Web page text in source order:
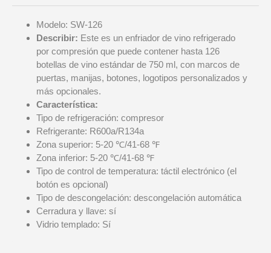
Modelo: SW-126
Describir: Este es un enfriador de vino refrigerado
por compresión que puede contener hasta 126
botellas de vino estándar de 750 ml, con marcos de
puertas, manijas, botones, logotipos personalizados y
más opcionales.
Característica:
Tipo de refrigeración: compresor
Refrigerante: R600a/R134a
Zona superior: 5-20 ℃/41-68 ℉
Zona inferior: 5-20 ℃/41-68 ℉
Tipo de control de temperatura: táctil electrónico (el
botón es opcional)
Tipo de descongelación: descongelación automática
Cerradura y llave: sí
Vidrio templado: Sí